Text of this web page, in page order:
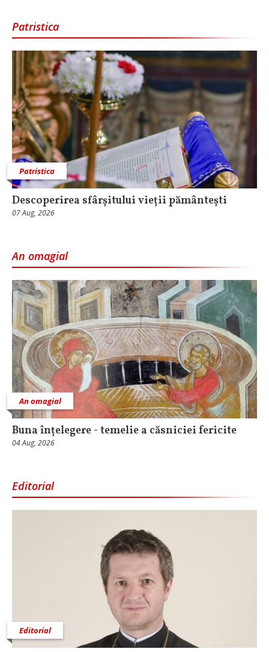
Patristica
Patristica
Descoperirea sfârșitului vieții pământești
07 Aug, 2026
An omagial
An omagial
Buna înțelegere - temelie a căsniciei fericite
04 Aug, 2026
Editorial
Editorial